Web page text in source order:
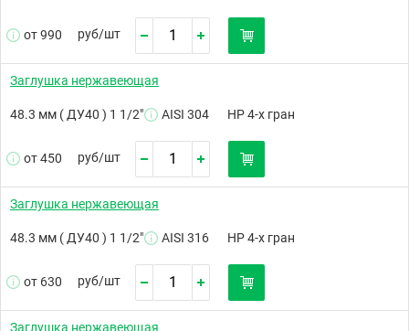
от 990 руб/шт
Заглушка нержавеющая
48.3 мм ( ДУ40 ) 1 1/2" AISI 304 НР 4-х гран
от 450 руб/шт
Заглушка нержавеющая
48.3 мм ( ДУ40 ) 1 1/2" AISI 316 НР 4-х гран
от 630 руб/шт
Заглушка нержавеющая